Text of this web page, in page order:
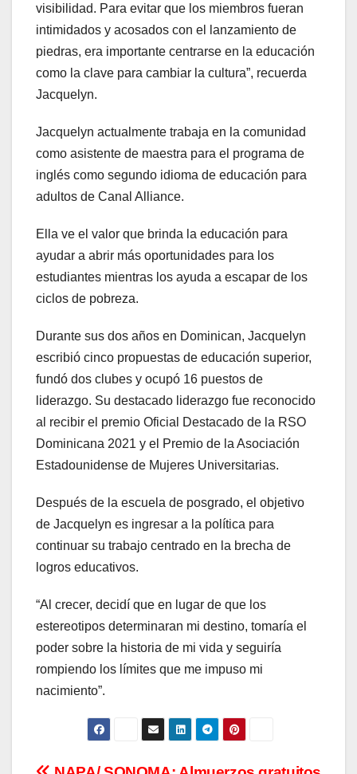
visibilidad. Para evitar que los miembros fueran
intimidados y acosados ​​con el lanzamiento de
piedras, era importante centrarse en la educación
como la clave para cambiar la cultura”, recuerda
Jacquelyn.
Jacquelyn actualmente trabaja en la comunidad
como asistente de maestra para el programa de
inglés como segundo idioma de educación para
adultos de Canal Alliance.
Ella ve el valor que brinda la educación para
ayudar a abrir más oportunidades para los
estudiantes mientras los ayuda a escapar de los
ciclos de pobreza.
Durante sus dos años en Dominican, Jacquelyn
escribió cinco propuestas de educación superior,
fundó dos clubes y ocupó 16 puestos de
liderazgo. Su destacado liderazgo fue reconocido
al recibir el premio Oficial Destacado de la RSO
Dominicana 2021 y el Premio de la Asociación
Estadounidense de Mujeres Universitarias.
Después de la escuela de posgrado, el objetivo
de Jacquelyn es ingresar a la política para
continuar su trabajo centrado en la brecha de
logros educativos.
“Al crecer, decidí que en lugar de que los
estereotipos determinaran mi destino, tomaría el
poder sobre la historia de mi vida y seguiría
rompiendo los límites que me impuso mi
nacimiento”.